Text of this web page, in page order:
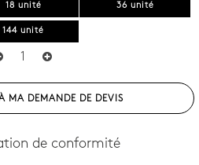
18 unité 36 unité
144 unité
MA DEMANDE DE DEVIS
de conformité